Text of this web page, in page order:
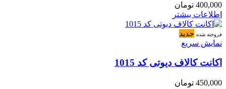
400,000 تومان
اطلاعات بیشتر
فروخته شده جدید
نمایش سریع
اکانت کالاف دیوتی کد 1015
450,000 تومان